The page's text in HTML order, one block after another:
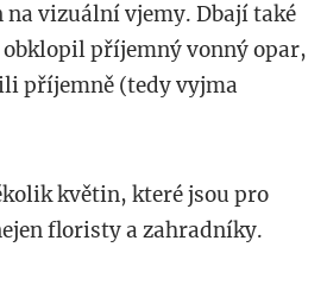
na vizuální vjemy. Dbají také
příjemný vonný opar,
příjemně (tedy vyjma
květin, které jsou pro
floristy a zahradníky.